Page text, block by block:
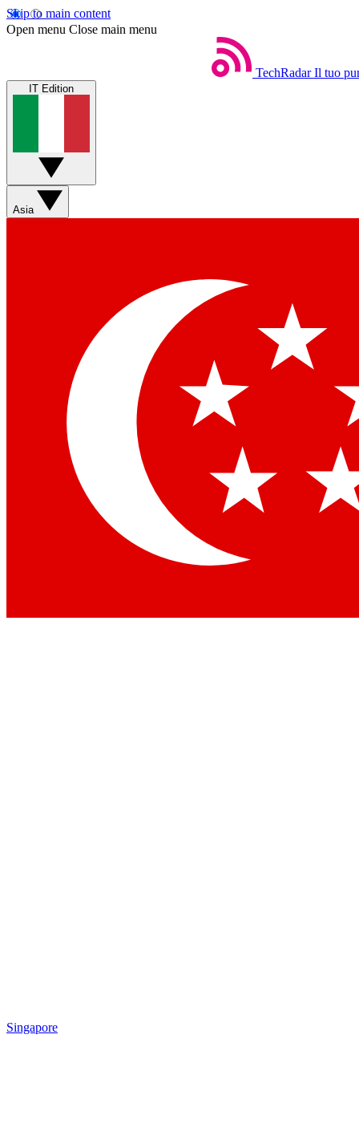
Skip to main content
Open menu Close main menu
TechRadar Il tuo
IT Edition
Asia
Singapore